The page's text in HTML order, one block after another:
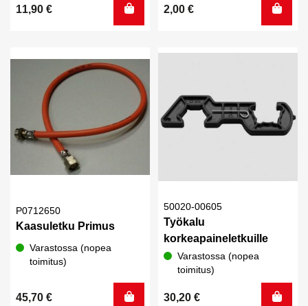
11,90 € 2,00 €
P0712650
Kaasuletku Primus
Varastossa (nopea
toimitus)
45,70 €
50020-00605
Työkalu
korkeapaineletkuille
Varastossa (nopea
toimitus)
30,20 €